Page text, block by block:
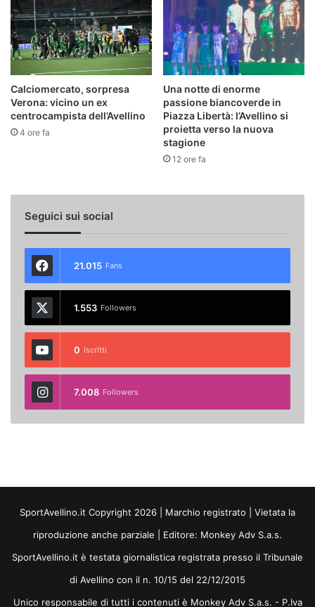
Calciomercato, sorpresa
Verona: vicino un ex
centrocampista dell’Avellino
4 ore fa
Una notte di enorme
passione biancoverde in
Piazza Libertà: l’Avellino si
proietta verso la nuova
stagione
12 ore fa
Seguici sui social
21.015 Fans
1.553 Followers
0 Iscritti
7.008 Followers
SportAvellino.it Copyright 2026 | Marchio registrato | Vietata la
riproduzione anche parziale | Editore: Monkey Adv S.a.s.
SportAvellino.it è testata giornalistica registrata presso il Tribunale
di Avellino con il n. 10/15 del 22/12/2015
Unico responsabile di tutti i contenuti è Monkey Adv S.a.s. - P.Iva